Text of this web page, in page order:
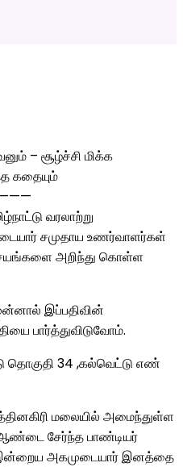
– சூழ்ச்சி மிக்க
கதையும்
வரலாற்று
சமுதாய உணர்வாளர்கள்
அறிந்து கொள்ள
இப்பதிவின்
பார்த்துவிடுவோம்.
தொகுதி 34 ,கல்வெட்டு எண்
மலையில் அமைந்துள்ள
ஆண்டை சேர்ந்த பாண்டியர்
இன்றைய அகமுடையார் இனத்தை